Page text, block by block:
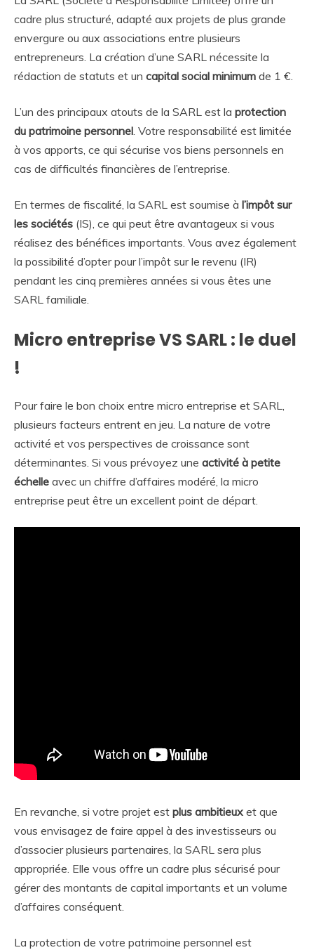
cadre plus structuré, adapté aux projets de plus grande
envergure ou aux associations entre plusieurs
entrepreneurs. La création d’une SARL nécessite la
rédaction de statuts et un capital social minimum de 1 €.
L’un des principaux atouts de la SARL est la protection
du patrimoine personnel . Votre responsabilité est limitée
à vos apports, ce qui sécurise vos biens personnels en
cas de difficultés financières de l’entreprise.
En termes de fiscalité, la SARL est soumise à l’impôt sur
les sociétés (IS), ce qui peut être avantageux si vous
réalisez des bénéfices importants. Vous avez également
la possibilité d’opter pour l’impôt sur le revenu (IR)
pendant les cinq premières années si vous êtes une
SARL familiale.
Micro entreprise VS SARL : le duel
!
Pour faire le bon choix entre micro entreprise et SARL,
plusieurs facteurs entrent en jeu. La nature de votre
activité et vos perspectives de croissance sont
déterminantes. Si vous prévoyez une activité à petite
échelle avec un chiffre d’affaires modéré, la micro
entreprise peut être un excellent point de départ.
En revanche, si votre projet est plus ambitieux et que
vous envisagez de faire appel à des investisseurs ou
d’associer plusieurs partenaires, la SARL sera plus
appropriée. Elle vous offre un cadre plus sécurisé pour
gérer des montants de capital importants et un volume
d’affaires conséquent.
La protection de votre patrimoine personnel est